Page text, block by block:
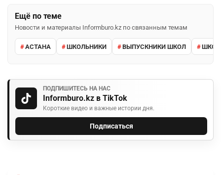
Ещё по теме
Новости и материалы Informburo.kz по связанным темам
АСТАНА ШКОЛЬНИКИ ВЫПУСКНИКИ ШКОЛ
ПОДПИШИТЕСЬ НА НАС
Informburo.kz в TikTok
Короткие видео и важные истории дня.
Подписаться